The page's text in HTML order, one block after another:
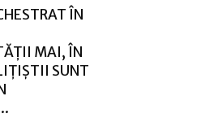
ÎN
MAI, ÎN
SUNT